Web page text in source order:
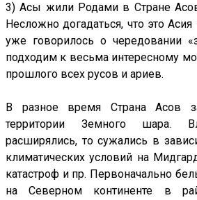
3) Асы жили Родами в Стране
Несложно догадаться, что это
уже говорилось о чередовании
подходим к весьма интересному
прошлого всех русов и ариев.
В разное время Страна Асов
территории Земного шара.
расширялись, то сужались в
климатических условий на
катастроф и пр. Первоначально
на Северном континенте в